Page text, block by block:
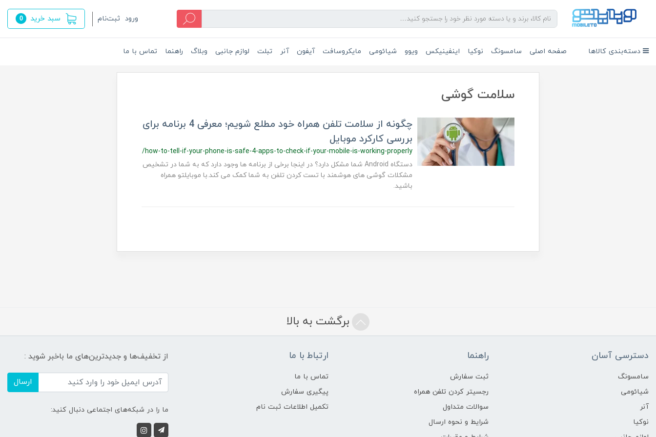
ورود ثبت‌نام سبد خرید 0
دسته‌بندی کالاها صفحه اصلی سامسونگ نوکیا اینفینیکس ویوو شیائومی مایکروسافت آیفون آنر تبلت لوازم جانبی وبلاگ راهنما تماس با ما
سلامت گوشی
چگونه از سلامت تلفن همراه خود مطلع شویم؛ معرفی 4 برنامه برای
بررسی کارکرد موبایل
/how-to-tell-if-your-phone-is-safe-4-apps-to-check-if-your-mobile-is-working-properly
دستگاه Android شما مشکل دارد؟ در اینجا برخی از برنامه ها وجود دارد که به شما در تشخیص
مشکلات گوشی های هوشمند با تست کردن تلفن به شما کمک می کند.با موبایلتو همراه
باشید.
برگشت به بالا
دسترسی آسان
سامسونگ
شیائومی
آنر
نوکیا
راهنما
ثبت سفارش
رجسیتر کردن تلفن همراه
سوالات متداول
شرایط و نحوه ارسال
ارتباط با ما
تماس با ما
پیگیری سفارش
تکمیل اطلاعات ثبت نام
از تخفیف‌ها و جدیدترین‌های ما باخبر شوید :
ارسال
ما را در شبکه‌های اجتماعی دنبال کنید: